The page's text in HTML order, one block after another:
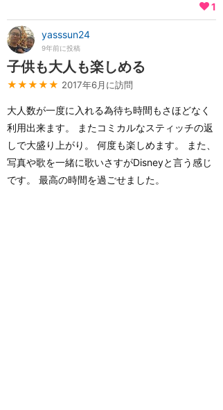
1
yasssun24
9年前に投稿
子供も大人も楽しめる
★★★★★ 2017年6月に訪問
大人数が一度に入れる為待ち時間もさほどなく
利用出来ます。 またコミカルなスティッチの返
しで大盛り上がり。 何度も楽しめます。 また、
写真や歌を一緒に歌いさすがDisneyと言う感じ
です。 最高の時間を過ごせました。